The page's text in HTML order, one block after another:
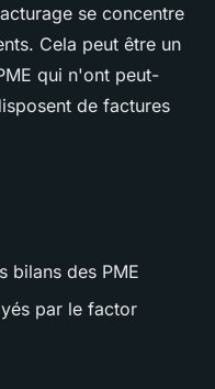
se concentre
Cela peut être un
qui n'ont peut-
de factures
bilans des PME
par le factor